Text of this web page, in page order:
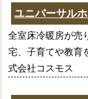
ユニバーサル
全室床冷暖房が売
宅、子育てや教育
式会社コスモス